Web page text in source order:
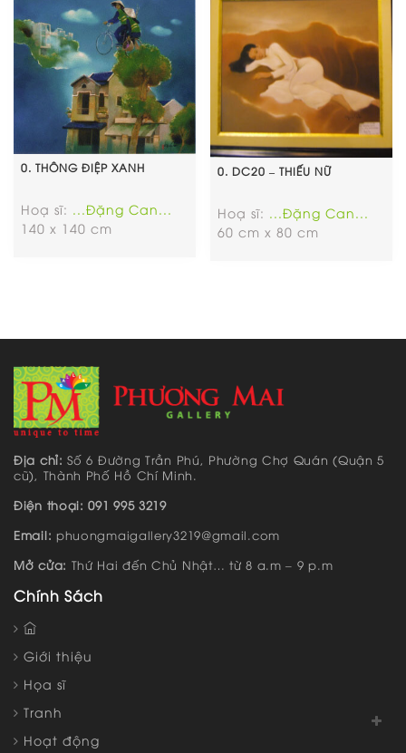
0. THÔNG ĐIỆP XANH
Hoạ sĩ:
...Đặng Can...
140 x 140 cm
0. DC20 – THIẾU NỮ
Hoạ sĩ: ...Đặng Can...
60 cm x 80 cm
Địa chỉ: Số 6 Đường Trần Phú, Phường Chợ Quán (Quận 5
cũ), Thành Phố Hồ Chí Minh.
Điện thoại: 091 995 3219
Email: phuongmaigallery3219@gmail.com
Mở cửa: Thứ Hai đến Chủ Nhật… từ 8 a.m – 9 p.m
Chính Sách
Giới thiệu
Họa sĩ
Tranh
Hoạt động